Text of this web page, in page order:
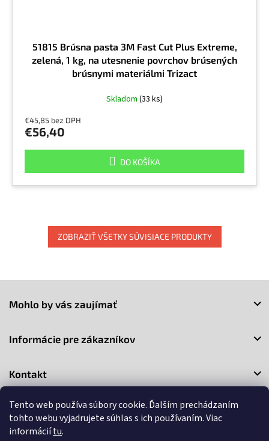
Tento web používa súbory cookie. Ďalším prechádzaním
tohto webu vyjadrujete súhlas s ich používaním. Viac
informáciítu.
51815 Brúsna pasta 3M Fast Cut Plus Extreme,
zelená, 1 kg, na utesnenie povrchov brúsených
brúsnymi materiálmi Trizact
Skladom (33 ks)
€45,85 bez DPH
€56,40
DO KOŠÍKA
ZOBRAZIŤ VŠETKY SÚVISIACE PRODUKTY
Mohlo by vás zaujímať
Informácie pre zákazníkov
Kontakt